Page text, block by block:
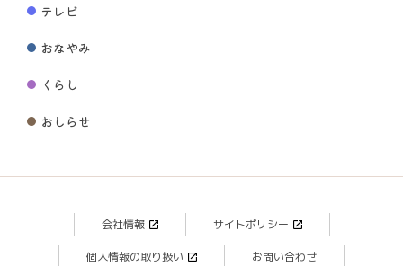
テレビ
おなやみ
くらし
おしらせ
会社情報 サイトポリシー
個人情報の取り扱い お問い合わせ